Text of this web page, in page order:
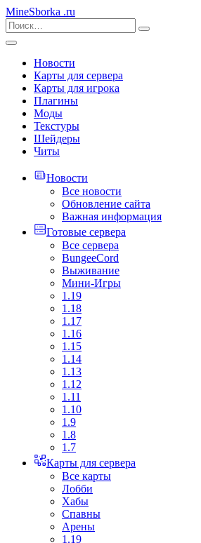
MineSborka .ru
Новости
Карты для сервера
Карты для игрока
Плагины
Моды
Текстуры
Шейдеры
Читы
Новости
Все новости
Обновление сайта
Важная информация
Готовые сервера
Все сервера
BungeeCord
Выживание
Мини-Игры
1.19
1.18
1.17
1.16
1.15
1.14
1.13
1.12
1.11
1.10
1.9
1.8
1.7
Карты для сервера
Все карты
Лобби
Хабы
Спавны
Арены
1.19